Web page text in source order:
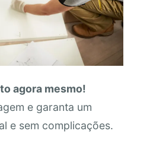
agora mesmo!
e garanta um
e sem complicações.